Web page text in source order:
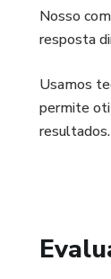
Nosso
resposta
Usamos
permite
resultados.